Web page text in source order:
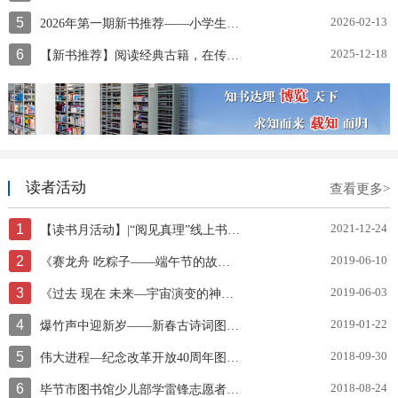
5 2026-02-13
6 2025-12-18
读者活动 查看更多>
1 【读书月活动】|“阅见真理”线上书展邀你一起云阅读~ 2021-12-24
2 《赛龙舟 吃粽子——端午节的故事》图片展 2019-06-10
3 《过去 现在 未来—宇宙演变的神奇故事》图片展 2019-06-03
4 爆竹声中迎新岁——新春古诗词图文展 2019-01-22
5 伟大进程—纪念改革开放40周年图片展 2018-09-30
6 毕节市图书馆少儿部学雷锋志愿者服务 2018-08-24